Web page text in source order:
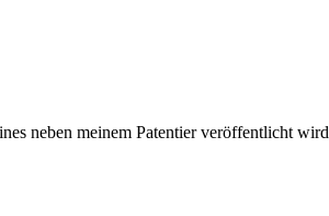
neben meinem Patentier veröffentlicht wird